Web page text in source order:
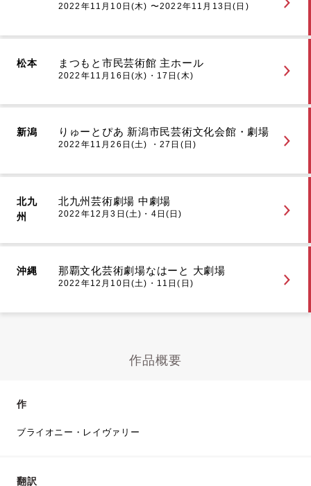
2022年11月10日(木) 〜2022年11月13日(日)
松本 まつもと市民芸術館 主ホール
2022年11月16日(水)・17日(木)
新潟 りゅーとぴあ 新潟市民芸術文化会館・劇場
2022年11月26日(土) ・27日(日)
北九
州
北九州芸術劇場 中劇場
2022年12月3日(土)・4日(日)
沖縄 那覇文化芸術劇場なはーと 大劇場
2022年12月10日(土)・11日(日)
作品概要
作
ブライオニー・レイヴァリー
翻訳